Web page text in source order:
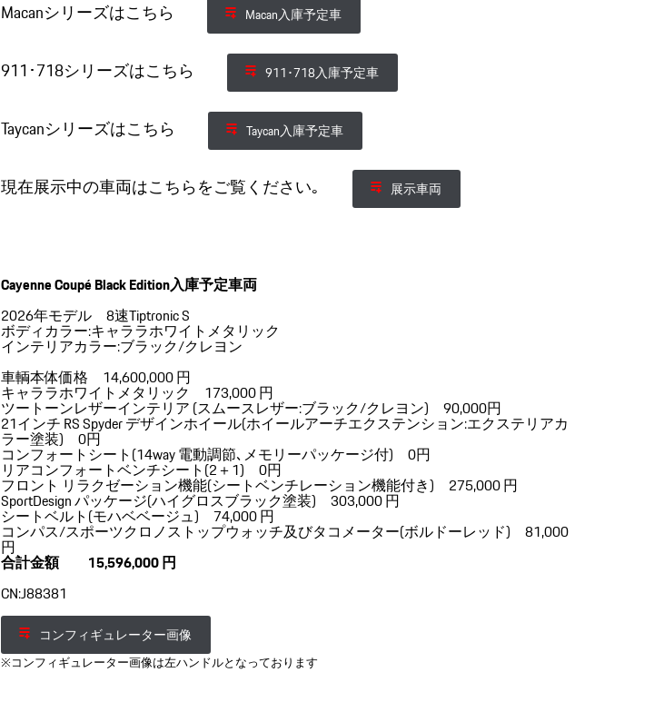
Macanシリーズはこちら Macan入庫予定車
911･718シリーズはこちら 911･718入庫予定車
Taycanシリーズはこちら Taycan入庫予定車
現在展示中の車両はこちらをご覧ください｡ 展示車両
Cayenne Coupé Black Edition入庫予定車両
2026年モデル 8速Tiptronic S
ボディカラー:キャララホワイトメタリック
インテリアカラー:ブラック/クレヨン
車輌本体価格 14,600,000 円
キャララホワイトメタリック 173,000 円
ツートーンレザーインテリア (スムースレザー:ブラック/クレヨン) 90,000円
21インチ RS Spyder デザインホイール(ホイールアーチエクステンション:エクステリアカ
ラー塗装) 0円
コンフォートシート(14way 電動調節､メモリーパッケージ付) 0円
リアコンフォートベンチシート(2＋1) 0円
フロント リラクゼーション機能(シートベンチレーション機能付き) 275,000 円
SportDesign パッケージ(ハイグロスブラック塗装) 303,000 円
シートベルト(モハベベージュ) 74,000 円
コンパス/スポーツクロノストップウォッチ及びタコメーター(ボルドーレッド) 81,000
円
合計金額 15,596,000 円
CN:J88381
コンフィギュレーター画像
※コンフィギュレーター画像は左ハンドルとなっております